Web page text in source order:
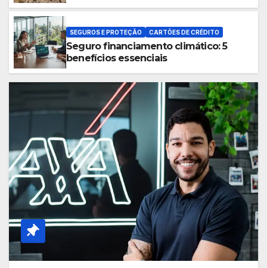
SEGUROS E PROTEÇÃO CARTÕES DE CRÉDITO
Seguro financiamento climático: 5
benefícios essenciais